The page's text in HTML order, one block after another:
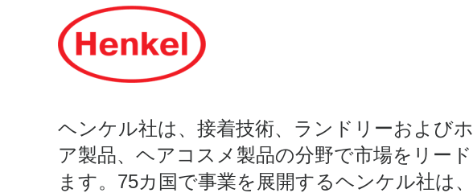
リ
ヘンケル社は、接着技術、ランドリーおよび
ア製品、ヘアコスメ製品の分野で市場をリー
ます。75カ国で事業を展開するヘンケル社は